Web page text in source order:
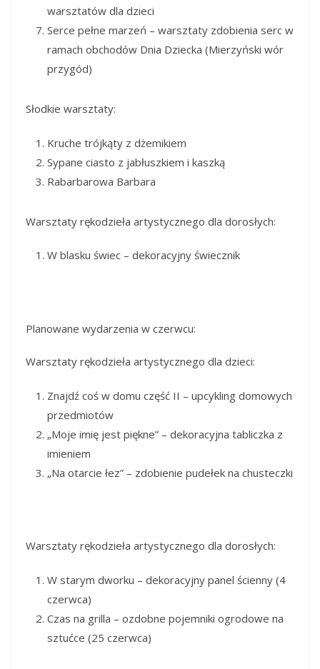
warsztatów dla dzieci
Serce pełne marzeń – warsztaty zdobienia serc w
ramach obchodów Dnia Dziecka (Mierzyński wór
przygód)
Słodkie warsztaty:
Kruche trójkąty z dżemikiem
Sypane ciasto z jabłuszkiem i kaszką
Rabarbarowa Barbara
Warsztaty rękodzieła artystycznego dla dorosłych:
W blasku świec – dekoracyjny świecznik
Planowane wydarzenia w czerwcu:
Warsztaty rękodzieła artystycznego dla dzieci:
Znajdź coś w domu część II – upcykling domowych
przedmiotów
„Moje imię jest piękne” – dekoracyjna tabliczka z
imieniem
„Na otarcie łez” – zdobienie pudełek na chusteczki
Warsztaty rękodzieła artystycznego dla dorosłych:
W starym dworku – dekoracyjny panel ścienny (4
czerwca)
Czas na grilla – ozdobne pojemniki ogrodowe na
sztućce (25 czerwca)